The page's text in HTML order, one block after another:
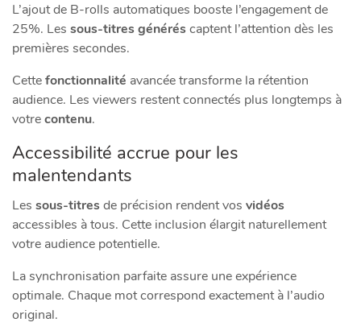
L’ajout de B-rolls automatiques booste l’engagement de
25%. Les sous-titres généréscaptent l’attention dès les
premières secondes.
Cettefonctionnalité avancée transforme la rétention
audience. Les viewers restent connectés plus longtemps à
votrecontenu.
Accessibilité accrue pour les
malentendants
Les sous-titresde précision rendent vos vidéos
accessibles à tous. Cette inclusion élargit naturellement
votre audience potentielle.
La synchronisation parfaite assure une expérience
optimale. Chaque mot correspond exactement à l’audio
original.